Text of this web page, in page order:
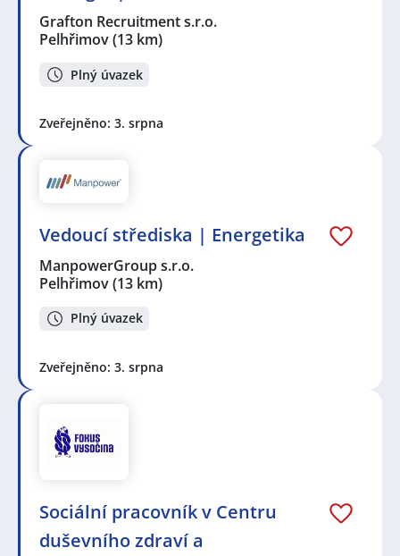
Grafton Recruitment s.r.o.
Pelhřimov(13 km)
Plný úvazek
Zveřejněno: 3. srpna
Vedoucí střediska | Energetika
ManpowerGroup s.r.o.
Pelhřimov(13 km)
Plný úvazek
Zveřejněno: 3. srpna
Sociální pracovník v Centru
duševního zdraví a